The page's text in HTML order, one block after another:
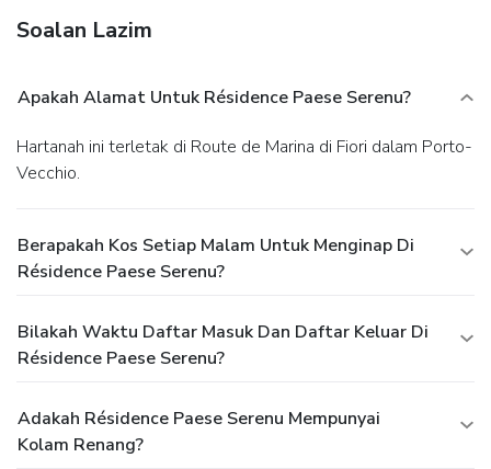
and babysitting/childcare (surcharge).
specializes in local cuisine. You can also grab snacks at the
coffee shop/café. Relax with your favorite drink at the
bar/lounge or the beach bar. Buffet breakfasts are available
daily from 7:30 AM to 10 AM for a fee. EPS Business,
Other Amenities
available onsite.
Soalan Lazim
Apakah Alamat Untuk Résidence Paese Serenu?
Hartanah ini terletak di Route de Marina di Fiori dalam Porto-
Vecchio.
Berapakah Kos Setiap Malam Untuk Menginap Di
Résidence Paese Serenu?
Bilakah Waktu Daftar Masuk Dan Daftar Keluar Di
Résidence Paese Serenu?
Adakah Résidence Paese Serenu Mempunyai
Kolam Renang?